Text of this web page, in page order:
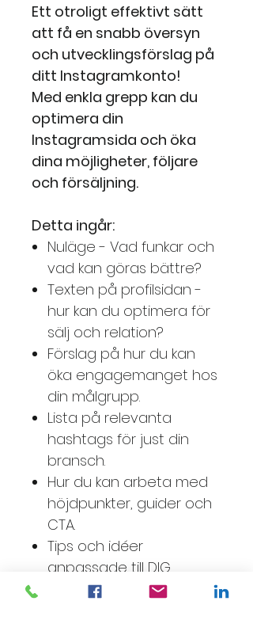
Ett otroligt effektivt sätt
att få en snabb översyn
och utvecklingsförslag på
ditt Instagramkonto!
Med enkla grepp kan du
optimera din
Instagramsida och öka
dina möjligheter, följare
och försäljning.
Detta ingår:
Nuläge - Vad funkar och
vad kan göras bättre?
Texten på profilsidan -
hur kan du optimera för
sälj och relation?
Förslag på hur du kan
öka engagemanget hos
din målgrupp.
Lista på relevanta
hashtags för just din
bransch.
Hur du kan arbeta med
höjdpunkter, guider och
CTA.
Tips och idéer
anpassade till DIG.